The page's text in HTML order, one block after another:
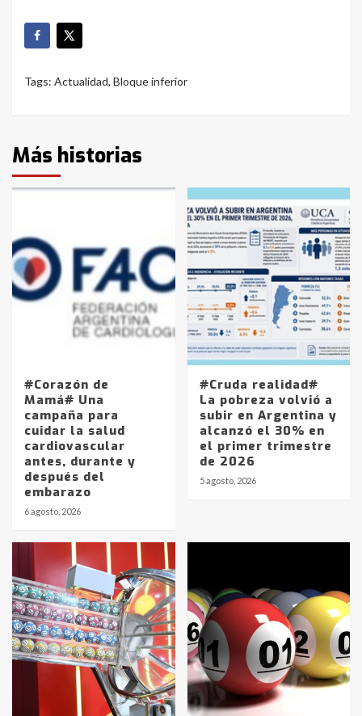
Tags: Actualidad, Bloque inferior
Más historias
#Corazón de
Mamá# Una
campaña para
cuidar la salud
cardiovascular
antes, durante y
después del
embarazo
6 agosto, 2026
#Cruda realidad#
La pobreza volvió a
subir en Argentina y
alcanzó el 30% en
el primer trimestre
de 2026
5 agosto, 2026